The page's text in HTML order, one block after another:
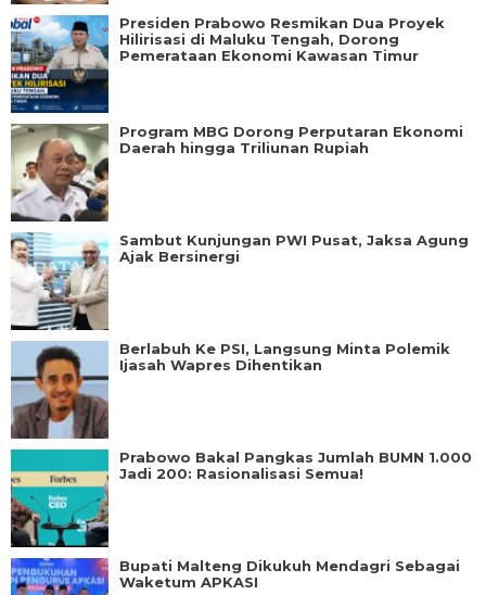
Presiden Prabowo Resmikan Dua Proyek
Hilirisasi di Maluku Tengah, Dorong
Pemerataan Ekonomi Kawasan Timur
Program MBG Dorong Perputaran Ekonomi
Daerah hingga Triliunan Rupiah
Sambut Kunjungan PWI Pusat, Jaksa Agung
Ajak Bersinergi
Berlabuh Ke PSI, Langsung Minta Polemik
Ijasah Wapres Dihentikan
Prabowo Bakal Pangkas Jumlah BUMN 1.000
Jadi 200: Rasionalisasi Semua!
Bupati Malteng Dikukuh Mendagri Sebagai
Waketum APKASI